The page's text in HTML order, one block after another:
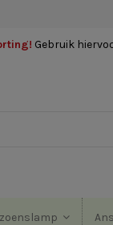
! Gebruik